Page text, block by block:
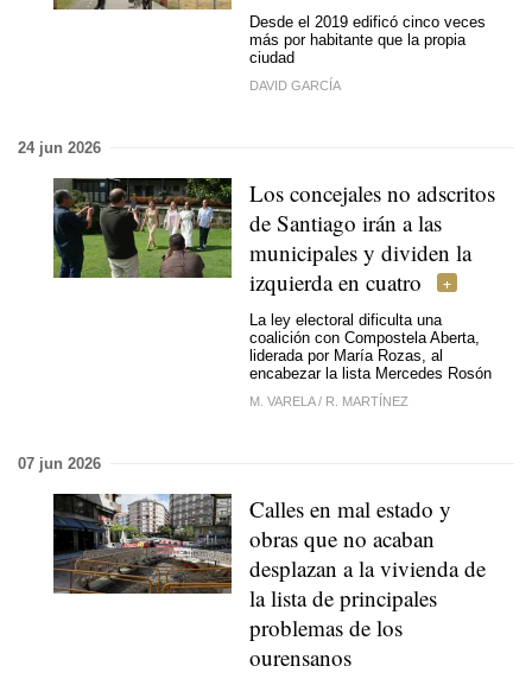
Desde el 2019 edificó cinco veces
más por habitante que la propia
ciudad
DAVID GARCÍA
24 jun 2026
Los concejales no adscritos
de Santiago irán a las
municipales y dividen la
izquierda en cuatro
La ley electoral dificulta una
coalición con Compostela Aberta,
liderada por María Rozas, al
encabezar la lista Mercedes Rosón
M. VARELA / R. MARTÍNEZ
07 jun 2026
Calles en mal estado y
obras que no acaban
desplazan a la vivienda de
la lista de principales
problemas de los
ourensanos